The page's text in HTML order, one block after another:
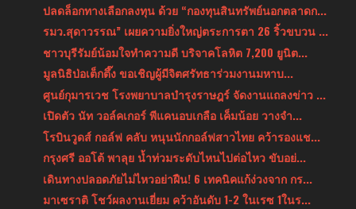
ปลดล็อกทางเลือกลงทุน ด้วย “กองทุนสินทรัพย์นอกตลาดก...
รมว.สุดาวรรณ” เผยความยิ่งใหญ่ตระการตา 26 ริ้วขบวน ...
ชาวบุรีรัมย์น้อมใจทำความดี บริจาคโลหิต 7,200 ยูนิต...
มูลนิธิป่อเต็กตึ๊ง ขอเชิญผู้มีจิตศรัทธาร่วมงานมหาบ...
ศูนย์กุมารเวช โรงพยาบาลบำรุงราษฎร์ จัดงานแถลงข่าว ...
เปิดตัว นัท วอล์คเกอร์ พีแคนอบเกลือ เค็มน้อย วางจำ...
โรบินวูดส์ กอล์ฟ คลับ หนุนนักกอล์ฟสาวไทย คว้ารองแช...
กรุงศรี ออโต้ พาลุย น้ำท่วมระดับไหนไปต่อไหว ขับอย่...
เดินทางปลอดภัยไม่ไหวอย่าฝืน! 6 เทคนิคแก้ง่วงจาก กร...
มาเซราติ โชว์ผลงานเยี่ยม คว้าอันดับ 1-2 ในเรซ 1ในร...